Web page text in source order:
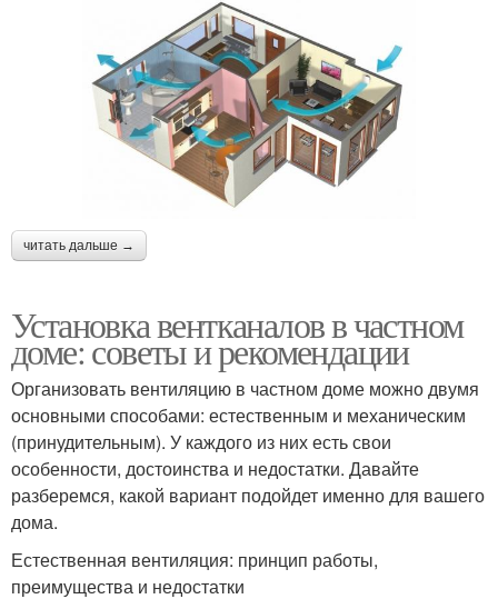
читать дальше →
Установка вентканалов в частном
доме: советы и рекомендации
Организовать вентиляцию в частном доме можно двумя
основными способами: естественным и механическим
(принудительным). У каждого из них есть свои
особенности, достоинства и недостатки. Давайте
разберемся, какой вариант подойдет именно для вашего
дома.
Естественная вентиляция: принцип работы,
преимущества и недостатки